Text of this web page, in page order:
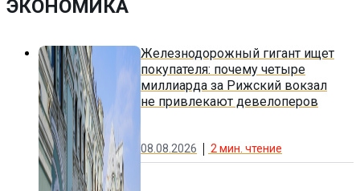
ЭКОНОМИКА
Железнодорожный гигант ищет
покупателя: почему четыре
миллиарда за Рижский вокзал
не привлекают девелоперов
08.08.2026 2 мин. чтение